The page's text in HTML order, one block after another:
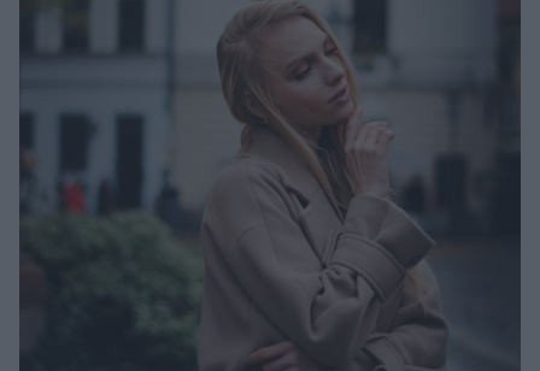
Well being
Ψυχολογία
Woman Power